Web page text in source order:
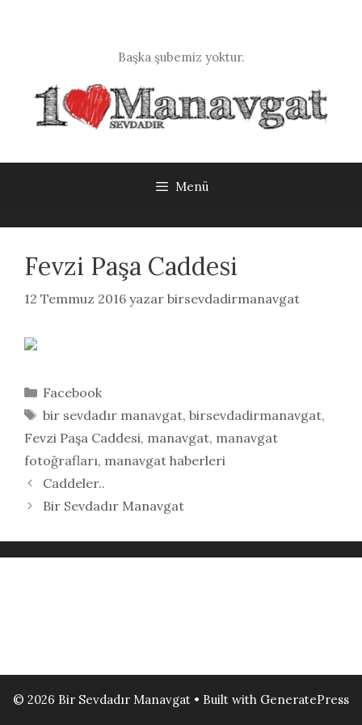
Başka şubemiz yoktur.
Menü
Fevzi Paşa Caddesi
12 Temmuz 2016 yazar birsevdadirmanavgat
Kategoriler
Facebook
Etiketler
bir sevdadır manavgat, birsevdadirmanavgat,
Fevzi Paşa Caddesi, manavgat, manavgat
fotoğrafları, manavgat haberleri
Caddeler..
Bir Sevdadır Manavgat
© 2026 Bir Sevdadır Manavgat • Built with GeneratePress